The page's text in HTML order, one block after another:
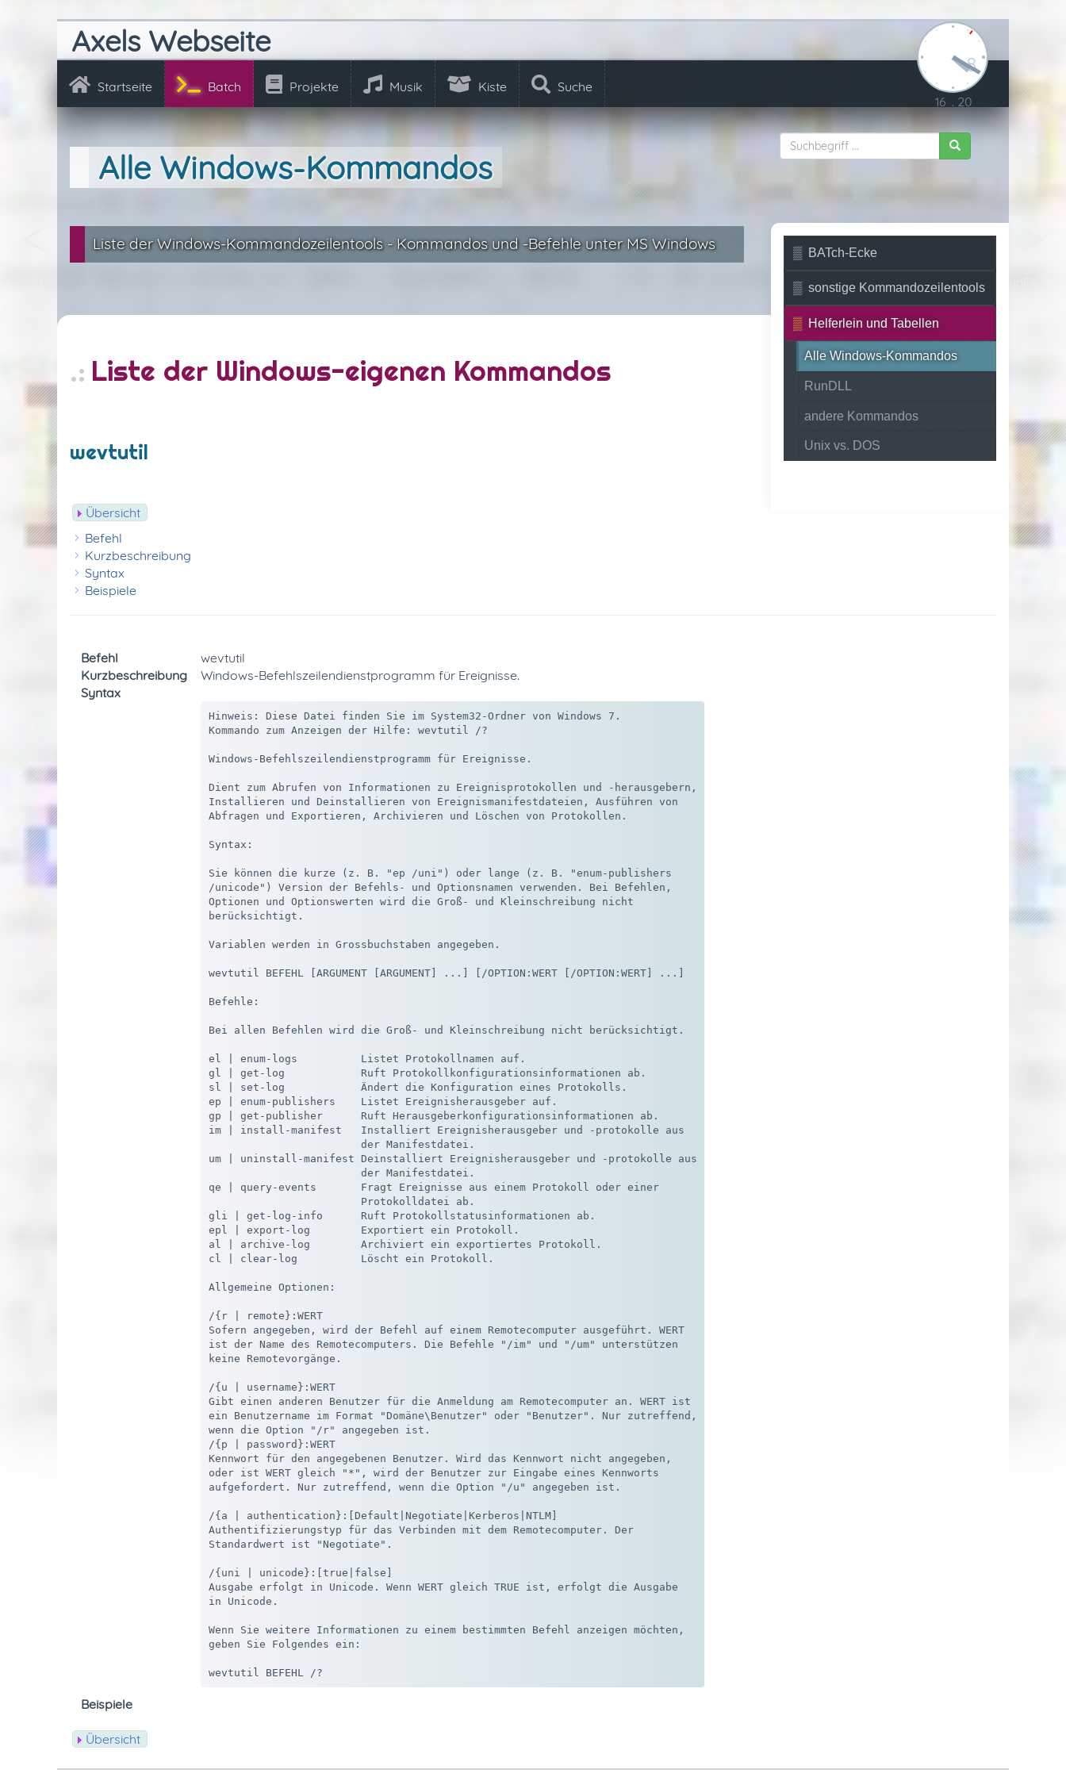
8
16 : 20
Axels Webseite
Startseite Batch Projekte Musik Kiste Suche
BATch-Ecke
sonstige Kommandozeilentools
Helferlein und Tabellen
Alle Windows-Kommandos
RunDLL
andere Kommandos
Unix vs. DOS
Alle Windows-Kommandos
Liste der Windows-Kommandozeilentools - Kommandos und -Befehle unter MS Windows
Liste der Windows-eigenen Kommandos
wevtutil
Übersicht
Befehl
Kurzbeschreibung
Syntax
Beispiele
Befehl
wevtutil
Kurzbeschreibung
Windows-Befehlszeilendienstprogramm für Ereignisse.
Syntax
Hinweis: Diese Datei finden Sie im System32-Ordner von Windows 7.
Kommando zum Anzeigen der Hilfe: wevtutil /?
Windows-Befehlszeilendienstprogramm für Ereignisse.
Dient zum Abrufen von Informationen zu Ereignisprotokollen und -herausgebern,
Installieren und Deinstallieren von Ereignismanifestdateien, Ausführen von
Abfragen und Exportieren, Archivieren und Löschen von Protokollen.
Syntax:
Sie können die kurze (z. B. "ep /uni") oder lange (z. B. "enum-publishers
/unicode") Version der Befehls- und Optionsnamen verwenden. Bei Befehlen,
Optionen und Optionswerten wird die Groß- und Kleinschreibung nicht
berücksichtigt.
Variablen werden in Grossbuchstaben angegeben.
wevtutil BEFEHL [ARGUMENT [ARGUMENT] ...] [/OPTION:WERT [/OPTION:WERT] ...]
Befehle:
Bei allen Befehlen wird die Groß- und Kleinschreibung nicht berücksichtigt.
el | enum-logs          Listet Protokollnamen auf.
gl | get-log            Ruft Protokollkonfigurationsinformationen ab.
sl | set-log            Ändert die Konfiguration eines Protokolls.
ep | enum-publishers    Listet Ereignisherausgeber auf.
gp | get-publisher      Ruft Herausgeberkonfigurationsinformationen ab.
im | install-manifest   Installiert Ereignisherausgeber und -protokolle aus
                        der Manifestdatei.
um | uninstall-manifest Deinstalliert Ereignisherausgeber und -protokolle aus
                        der Manifestdatei.
qe | query-events       Fragt Ereignisse aus einem Protokoll oder einer
                        Protokolldatei ab.
gli | get-log-info      Ruft Protokollstatusinformationen ab.
epl | export-log        Exportiert ein Protokoll.
al | archive-log        Archiviert ein exportiertes Protokoll.
cl | clear-log          Löscht ein Protokoll.
Allgemeine Optionen:
/{r | remote}:WERT
Sofern angegeben, wird der Befehl auf einem Remotecomputer ausgeführt. WERT
ist der Name des Remotecomputers. Die Befehle "/im" und "/um" unterstützen
keine Remotevorgänge.
/{u | username}:WERT
Gibt einen anderen Benutzer für die Anmeldung am Remotecomputer an. WERT ist
ein Benutzername im Format "Domäne\Benutzer" oder "Benutzer". Nur zutreffend,
wenn die Option "/r" angegeben ist.
/{p | password}:WERT
Kennwort für den angegebenen Benutzer. Wird das Kennwort nicht angegeben,
oder ist WERT gleich "*", wird der Benutzer zur Eingabe eines Kennworts
aufgefordert. Nur zutreffend, wenn die Option "/u" angegeben ist.
/{a | authentication}:[Default|Negotiate|Kerberos|NTLM]
Authentifizierungstyp für das Verbinden mit dem Remotecomputer. Der
Standardwert ist "Negotiate".
/{uni | unicode}:[true|false]
Ausgabe erfolgt in Unicode. Wenn WERT gleich TRUE ist, erfolgt die Ausgabe
in Unicode.
Wenn Sie weitere Informationen zu einem bestimmten Befehl anzeigen möchten,
geben Sie Folgendes ein:
Beispiele
Übersicht